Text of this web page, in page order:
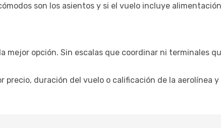
son los asientos y si el vuelo incluye
opción. Sin escalas que coordinar ni terminales
duración del vuelo o calificación de la aerolínea y